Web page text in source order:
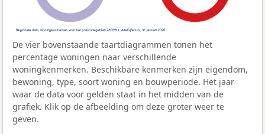
De vier bovenstaande taartdiagrammen tonen het
percentage woningen naar verschillende
woningkenmerken. Beschikbare kenmerken zijn eigendom,
bewoning, type, soort woning en bouwperiode. Het jaar
waar de data voor gelden staat in het midden van de
grafiek. Klik op de afbeelding om deze groter weer te
geven.